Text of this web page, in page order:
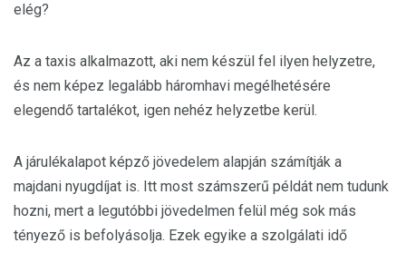
elég?
Az a taxis alkalmazott, aki nem készül fel ilyen helyzetre,
és nem képez legalább háromhavi megélhetésére
elegendő tartalékot, igen nehéz helyzetbe kerül.
A járulékalapot képző jövedelem alapján számítják a
majdani nyugdíjat is. Itt most számszerű példát nem tudunk
hozni, mert a legutóbbi jövedelmen felül még sok más
tényező is befolyásolja. Ezek egyike a szolgálati idő